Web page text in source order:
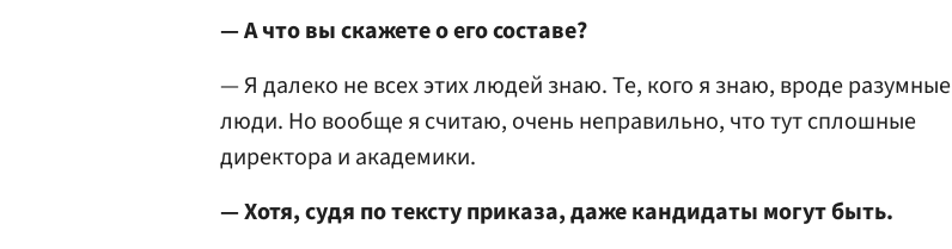
— А что вы скажете о его составе?
— Я далеко не всех этих людей знаю. Те, кого я знаю, вроде разумные
люди. Но вообще я считаю, очень неправильно, что тут сплошные
директора и академики.
— Хотя, судя по тексту приказа, даже кандидаты могут быть.